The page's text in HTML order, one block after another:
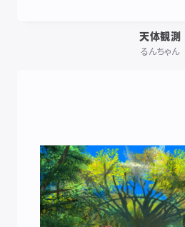
天体観測
るんちゃん